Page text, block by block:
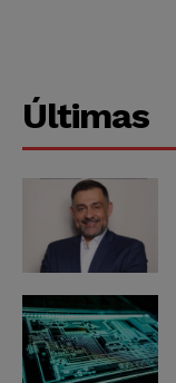
Últimas